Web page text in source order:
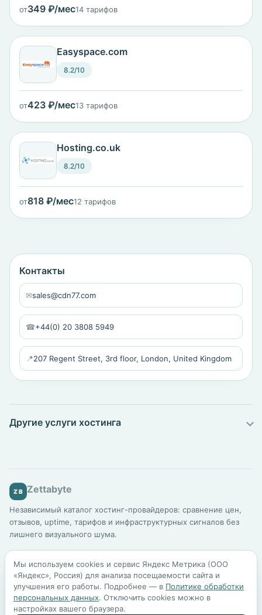
от349 ₽/мес14 тарифов
Easyspace.com
8.2/10
от423 ₽/мес13 тарифов
Hosting.co.uk
8.2/10
от818 ₽/мес12 тарифов
Контакты
✉sales@cdn77.com
☎+44(0) 20 3808 5949
📍207 Regent Street, 3rd floor, London, United Kingdom
Другие услуги хостинга
ZB Zettabyte
Независимый каталог хостинг-провайдеров: сравнение цен,
отзывов, uptime, тарифов и инфраструктурных сигналов без
лишнего визуального шума.
Шаблоны сайтовБлогМетодология
По всем вопросам:mail@zettabyte.ru
Политика обработки персональных данных
Мы используем cookies и сервис Яндекс Метрика (ООО
«Яндекс», Россия) для анализа посещаемости сайта и
улучшения его работы. Подробнее — в Политике обработки
персональных данных. Отключить cookies можно в
настройках вашего браузера.